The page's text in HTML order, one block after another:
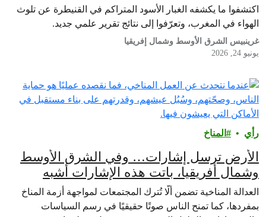
اكتشفوا ما يكشفه الغبار الأسود المتراكم في القنيطرة عن تلوث
الهواء في المغرب، وتعرّفوا إلى نتائج تقرير علمي جديد.
غرينبيس الشرق الأوسط وشمال إفريقيا
يونيو 24, 2026
رأي‎ المناخ
الأرض ترسل إشارات… وفي الشرق الأوسط
وشمال أفريقيا، باتت هذه الإشارات أشبه
بصفارات إنذار
العدالة المناخية تضمن ألّا تُترك المجتمعات لمواجهة أزمة المناخ
بمفردها، كما تمنح الناس صوتًا حقيقيًا في رسم السياسات